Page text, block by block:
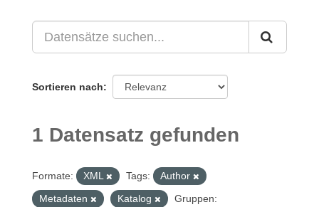
Sortieren nach
1 Datensatz gefunden
Formate: XML Tags:
Author
Metadaten
Katalog
Gruppen: